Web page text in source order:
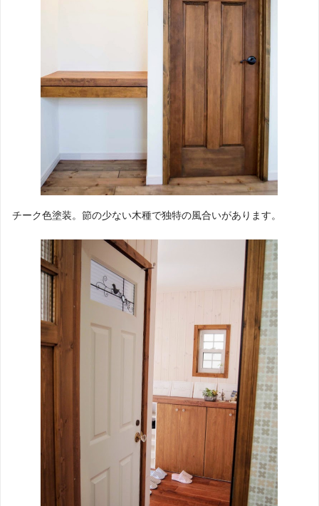
チーク色塗装。節の少ない木種で独特の風合いがあります。